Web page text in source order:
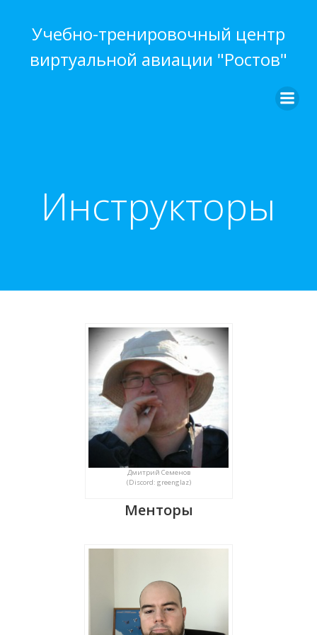
содержимому
Учебно-тренировочный центр
виртуальной авиации "Ростов"
Инструкторы
Дмитрий Семенов
(Discord: greenglaz)
Менторы